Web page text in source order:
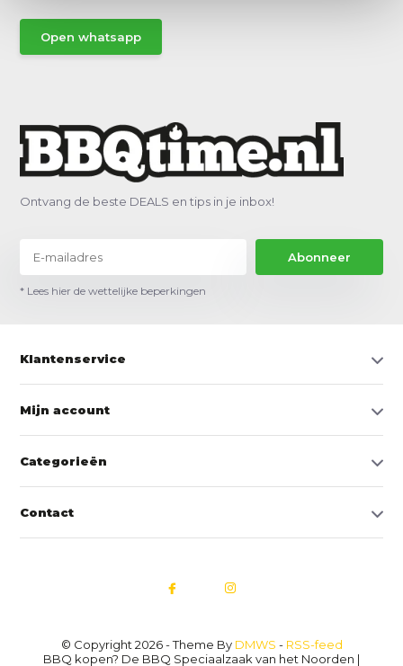
Open whatsapp
Ontvang de beste DEALS en tips in je inbox!
Abonneer
* Lees hier de wettelijke beperkingen
Klantenservice
Mijn account
Categorieën
Contact
© Copyright 2026 - Theme By DMWS - RSS-feed
BBQ kopen? De BBQ Speciaalzaak van het Noorden |